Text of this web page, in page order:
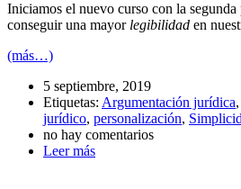
Iniciamos el nuevo curso con la segunda
conseguir una mayor legibilidad en
(más…)
5 septiembre, 2019
Etiquetas: Argumentación jurídica,
jurídico, personalización,
no hay comentarios
Leer más